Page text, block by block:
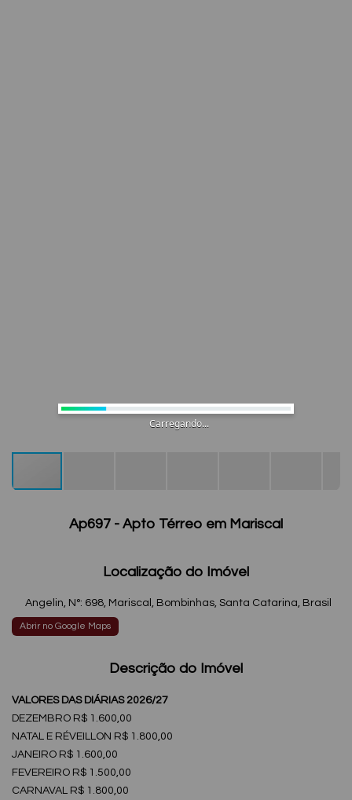
Ap697 - Apto Térreo em Mariscal
Localização do Imóvel
Angelin N°: 698 Mariscal Bombinhas Santa Catarina Brasil
Abrir no Google Maps
Descrição do Imóvel
VALORES DAS DIÁRIAS 2026/27
DEZEMBRO R$ 1.600,00
NATAL E RÉVEILLON R$ 1.800,00
JANEIRO R$ 1.600,00
FEVEREIRO R$ 1.500,00
CARNAVAL R$ 1.800,00
Carregando...